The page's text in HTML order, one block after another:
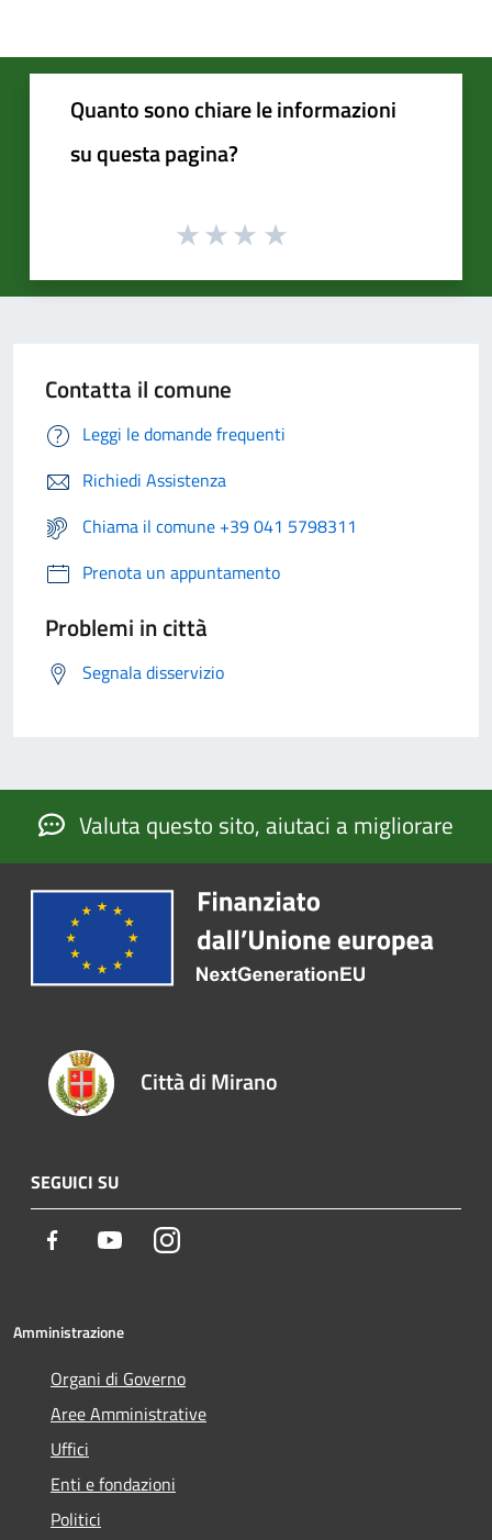
Quanto sono chiare le informazioni
su questa pagina?
Contatta il comune
Leggi le domande frequenti
Richiedi Assistenza
Chiama il comune +39 041 5798311
Prenota un appuntamento
Problemi in città
Segnala disservizio
Valuta questo sito, aiutaci a migliorare
Città di Mirano
SEGUICI SU
Facebook YoutubeInstagram
Amministrazione
Organi di Governo
Aree Amministrative
Uffici
Enti e fondazioni
Politici